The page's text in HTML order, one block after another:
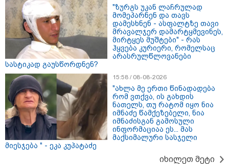
15:49 / 06-08-2026
შეიძინე ალდაგის სამოგზაურო დაზღვევა და
მიიღე გაორმაგებული ინტერნეტი
საზოგადოება
"ზურგს უკან ლაჩრულად
მომეპარნენ და თავს
დამესხნენ - ასფალტზე თავი
მრავალჯერ დამარტყმევინეს,
მირტყეს მუშტები" - რას
ჰყვება კურიერი, რომელსაც
არასრულწლოვანები
სასტიკად გაუსწორდნენ?
15:58 / 08-08-2026
"ახლა მე ერთი წინადადება
რომ ვთქვა, ის გახდის
ნათელს, თუ რატომ იყო ნია
იმნაძე წამქეზებელი, ნია
იმნაძისგან გამოსული
ინფორმაციაა ეს... მას
მაქსიმალური სასჯელი
მიესჯება " - ეკა კუპატაძე
იხილეთ მეტი